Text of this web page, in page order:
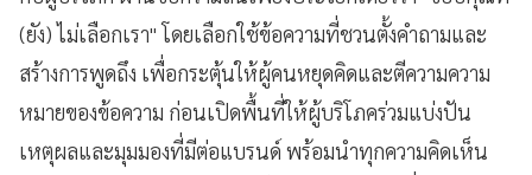
(ยัง) ไม่เลือกเรา" โดยเลือกใช้ข้อความที่ชวนตั้งคำถามและ
สร้างการพูดถึง เพื่อกระตุ้นให้ผู้คนหยุดคิดและตีความความ
หมายของข้อความ ก่อนเปิดพื้นที่ให้ผู้บริโภคร่วมแบ่งปัน
เหตุผลและมุมมองที่มีต่อแบรนด์ พร้อมนำทุกความคิดเห็น